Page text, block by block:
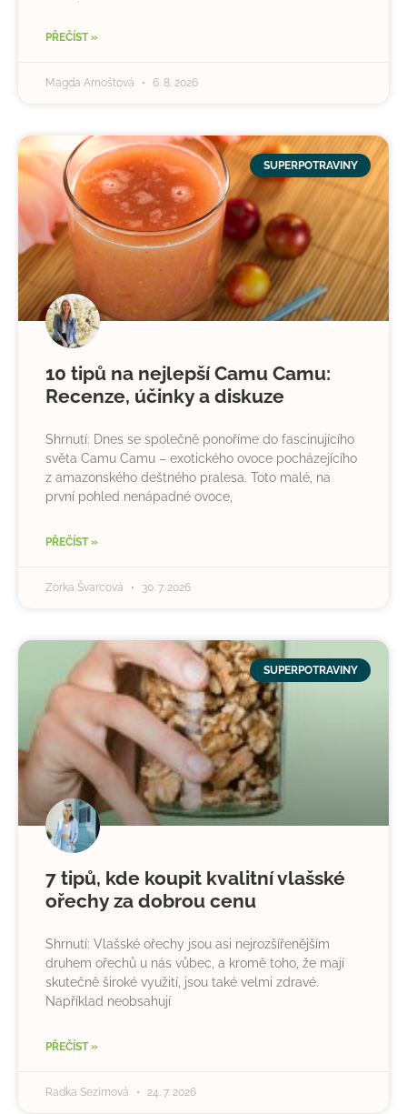
PŘEČÍST »
Magda Arnoštová 6. 8. 2026
SUPERPOTRAVINY
10 tipů na nejlepší Camu Camu:
Recenze, účinky a diskuze
Shrnutí: Dnes se společně ponoříme do fascinujícího
světa Camu Camu – exotického ovoce pocházejícího
z amazonského deštného pralesa. Toto malé, na
první pohled nenápadné ovoce,
PŘEČÍST »
Zorka Švarcová 30. 7. 2026
SUPERPOTRAVINY
7 tipů, kde koupit kvalitní vlašské
ořechy za dobrou cenu
Shrnutí: Vlašské ořechy jsou asi nejrozšířenějším
druhem ořechů u nás vůbec, a kromě toho, že mají
skutečně široké využití, jsou také velmi zdravé.
Například neobsahují
PŘEČÍST »
Radka Sezimová 24. 7. 2026